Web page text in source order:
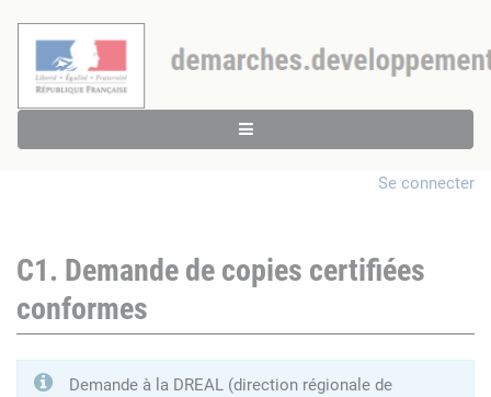
Se connecter
C1. Demande de copies certifiées
conformes
Demande à la DREAL (direction régionale de